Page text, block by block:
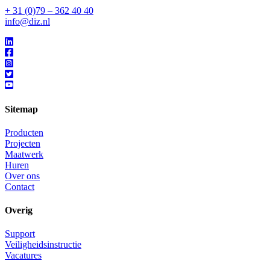
+ 31 (0)79 – 362 40 40
info@diz.nl
Sitemap
Producten
Projecten
Maatwerk
Huren
Over ons
Contact
Overig
Support
Veiligheidsinstructie
Vacatures